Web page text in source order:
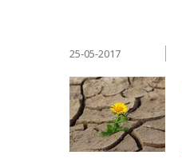
25-05-2017